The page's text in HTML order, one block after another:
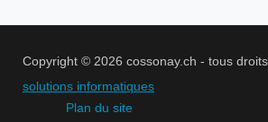
Copyright © 2026 cossonay.ch - tous
solutions informatiques
Plan du site